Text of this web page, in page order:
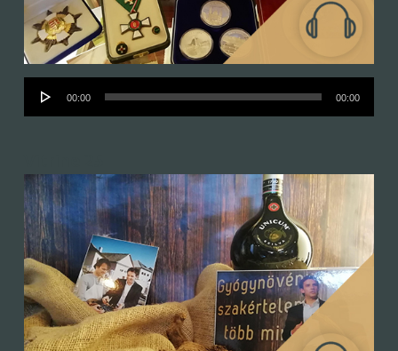
Audió
lejátszó
00:00 00:00